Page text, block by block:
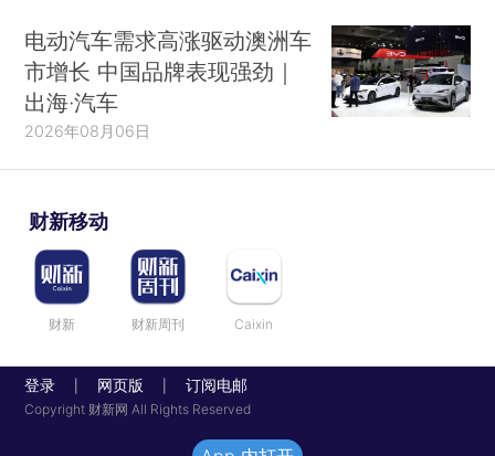
电动汽车需求高涨驱动澳洲车
市增长 中国品牌表现强劲｜
出海·汽车
2026年08月06日
财新移动
财新 财新周刊 Caixin
登录 网页版 订阅电邮
Copyright 财新网 All Rights Reserved